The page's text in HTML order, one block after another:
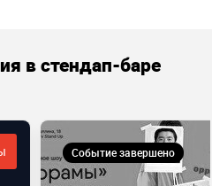
в стендап-баре
Событие завершено